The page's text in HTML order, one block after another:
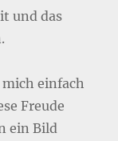
und das
einfach
Freude
ein Bild